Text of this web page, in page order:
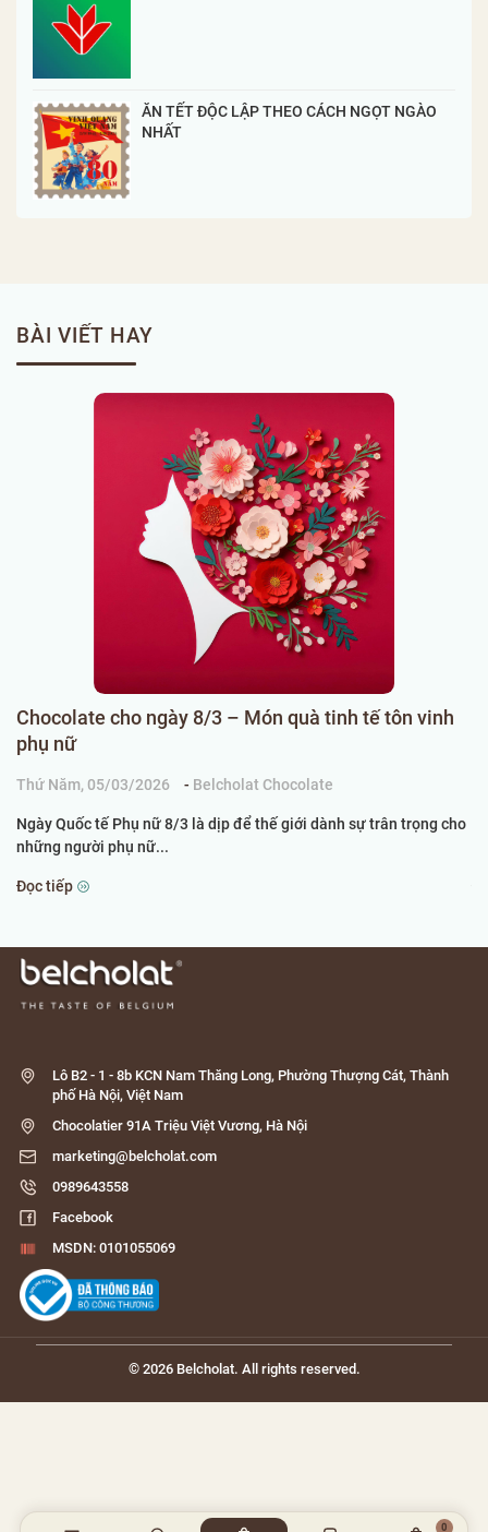
0
ĂN TẾT ĐỘC LẬP THEO CÁCH NGỌT NGÀO
NHẤT
BÀI VIẾT HAY
Chocolate cho ngày 8/3 – Món quà tinh tế tôn vinh
phụ nữ
Thứ Năm, 05/03/2026 - Belcholat Chocolate
Ngày Quốc tế Phụ nữ 8/3 là dịp để thế giới dành sự trân trọng cho
những người phụ nữ...
Đọc tiếp
Lô B2 - 1 - 8b KCN Nam Thăng Long, Phường Thượng Cát, Thành
phố Hà Nội, Việt Nam
Chocolatier 91A Triệu Việt Vương, Hà Nội
marketing@belcholat.com
0989643558
Facebook
MSDN: 0101055069
© 2026 Belcholat. All rights reserved.